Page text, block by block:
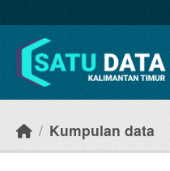
Kumpulan data